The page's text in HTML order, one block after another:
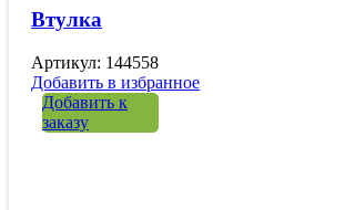
Втулка
Артикул: 144558
Добавить в избранное
Добавить к
заказу